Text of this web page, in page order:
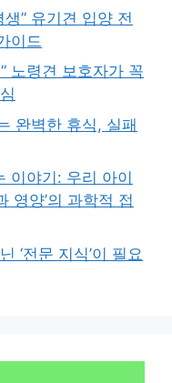
” 유기견 입양 전
이드
노령견 보호자가 꼭
완벽한 휴식, 실패
이야기: 우리 아이
영양’의 과학적 접
‘전문 지식’이 필요